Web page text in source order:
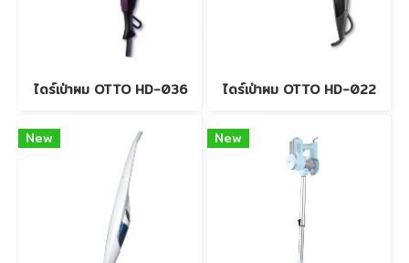
ไดร์เป่าผม OTTO HD-036 ไดร์เป่าผม OTTO HD-022
New New